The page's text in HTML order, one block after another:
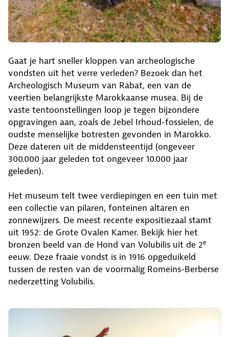
Gaat je hart sneller kloppen van archeologische
vondsten uit het verre verleden? Bezoek dan het
Archeologisch Museum van Rabat, een van de
veertien belangrijkste Marokkaanse musea. Bij de
vaste tentoonstellingen loop je tegen bijzondere
opgravingen aan, zoals de Jebel Irhoud-fossielen, de
oudste menselijke botresten gevonden in Marokko.
Deze dateren uit de middensteentijd (ongeveer
300.000 jaar geleden tot ongeveer 10.000 jaar
geleden).
Het museum telt twee verdiepingen en een tuin met
een collectie van pilaren, fonteinen altaren en
zonnewijzers. De meest recente expositiezaal stamt
uit 1952: de Grote Ovalen Kamer. Bekijk hier het
bronzen beeld van de Hond van Volubilis uit de 2e
eeuw. Deze fraaie vondst is in 1916 opgeduikeld
tussen de resten van de voormalig Romeins-Berberse
nederzetting Volubilis.